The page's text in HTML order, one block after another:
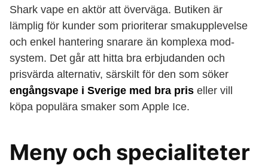
Shark vape en aktör att överväga. Butiken är
lämplig för kunder som prioriterar smakupplevelse
och enkel hantering snarare än komplexa mod-
system. Det går att hitta bra erbjudanden och
prisvärda alternativ, särskilt för den som söker
engångsvape i Sverige med bra pris eller vill
köpa populära smaker som Apple Ice.
Meny och specialiteter